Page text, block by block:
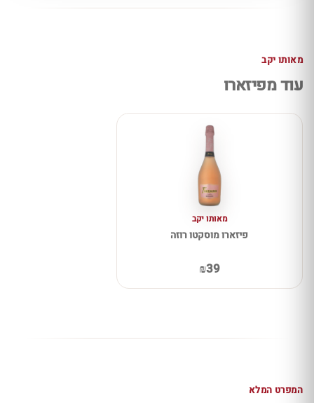
מאותו יקב
עוד מפיזארו
מאותו יקב
פיזארו מוסקטו רוזה
₪39
המפרט המלא